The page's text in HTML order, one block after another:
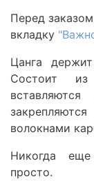
Перед
вкладку
Цанга
Состоит
волокнами
Никогда
просто.